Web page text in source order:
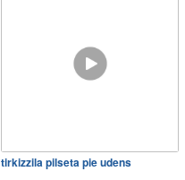
tirkizzila pilseta pie udens